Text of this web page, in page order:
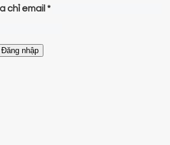
chỉ email *
Đăng nhập